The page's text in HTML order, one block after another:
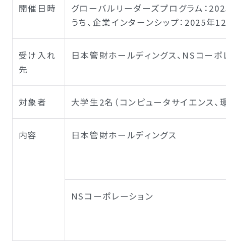
開催日時
グローバルリーダーズプログラム：
うち、企業インターンシップ：2025年
受け入れ
先
日本管財ホールディングス、NSコーポ
対象者 大学生2名（コンピュータサイエンス、
内容 日本管財ホールディングス
NSコーポレーション